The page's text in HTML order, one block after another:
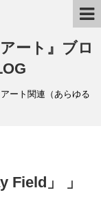
ート』ブロ
ート関連（あらゆる
Field」 」